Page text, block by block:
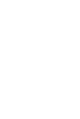
子店住所 神奈
藤 １F（新丸
０４０
整えることは体
・肩・首コリ
ガチな方)・な
スラインをスッ
・免疫力をサポ
て受けていただ
にして体調に
最近激しかった
いる場合は是非
ィケアはお疲れ
所をメインに